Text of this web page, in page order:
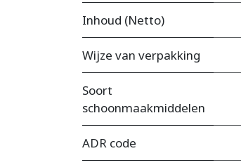
Inhoud (Netto)
Wijze van verpakking
Soort
schoonmaakmiddelen
ADR code